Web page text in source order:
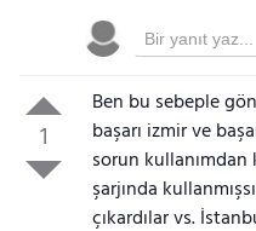
1
Ben bu sebeple
başarı izmir ve
sorun kullanımdan
şarjında
çıkardılar vs.